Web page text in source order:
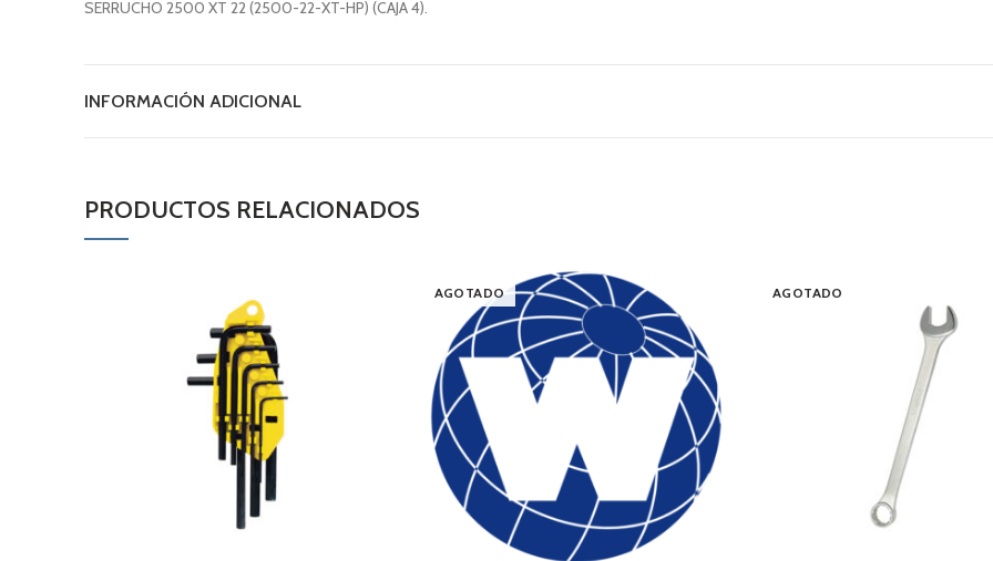
SERRUCHO 2500 XT 22 (2500-22-XT-HP) (CAJA 4).
INFORMACIÓN ADICIONAL
PRODUCTOS RELACIONADOS
AGOTADO AGOTADO